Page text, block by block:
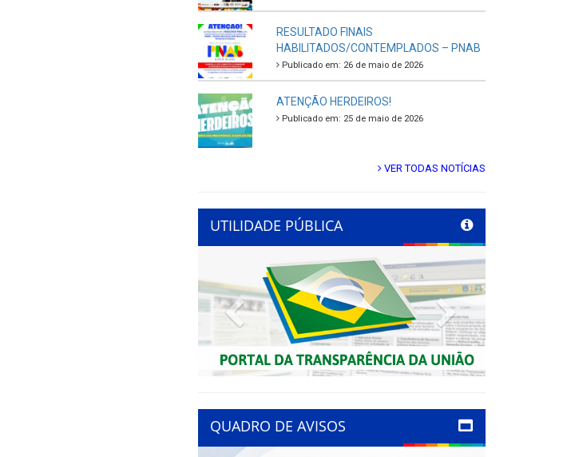
RESULTADO FINAIS
HABILITADOS/CONTEMPLADOS – PNAB
Publicado em: 26 de maio de 2026
ATENÇÃO HERDEIROS!
Publicado em: 25 de maio de 2026
VER TODAS NOTÍCIAS
UTILIDADE PÚBLICA
Previous Next
QUADRO DE AVISOS